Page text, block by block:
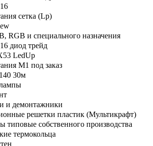
сетка (Lp)
RGB и специального назначения
диод трейд
LedUp
М1 под заказ
30м
и демонтажники
решетки пластик (Мультикрафт)
типовые собственного производства
термокольца